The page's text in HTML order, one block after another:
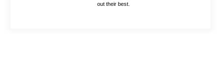
out their best.